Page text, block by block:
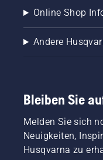
reichen
Erfahrungsschatz
auf den
Gartenpflege
von
ihnen
nehmen
Online Shop
Andere
Bleiben Sie
Melden Sie sich
Neuigkeiten,
Husqvarna zu